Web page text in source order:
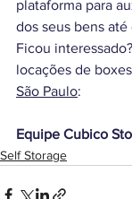
plataforma para
dos seus bens até
Ficou
locações de
São Paulo:
Equipe Cubico
Self Storage